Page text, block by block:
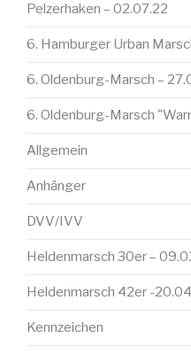
Pelzerhaken – 02.07.22
6. Hamburger Urban
6. Oldenburg-Marsch –
6. Oldenburg-Marsch
Allgemein
Anhänger
DVV/IVV
Heldenmarsch 30er –
Heldenmarsch 42er -
Kennzeichen